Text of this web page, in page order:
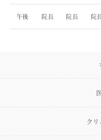
午後 院長 院長 院
ク